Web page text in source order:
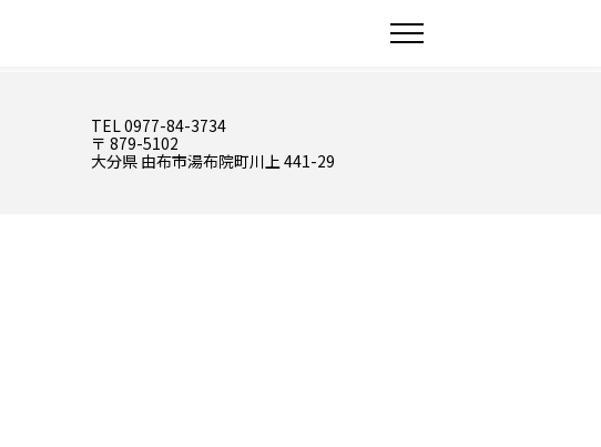
TEL 0977-84-3734
〒 879-5102
大分県 由布市湯布院町川上 441-29